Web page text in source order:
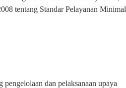
tentang Standar Pelayanan Minimal
pengelolaan dan pelaksanaan upaya